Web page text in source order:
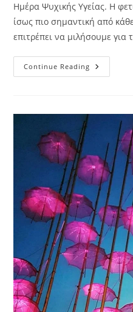
Ημέρα Ψυχικής Υγείας. Η
ίσως πιο σημαντική από
επιτρέπει να μιλήσουμε για
Continue Reading